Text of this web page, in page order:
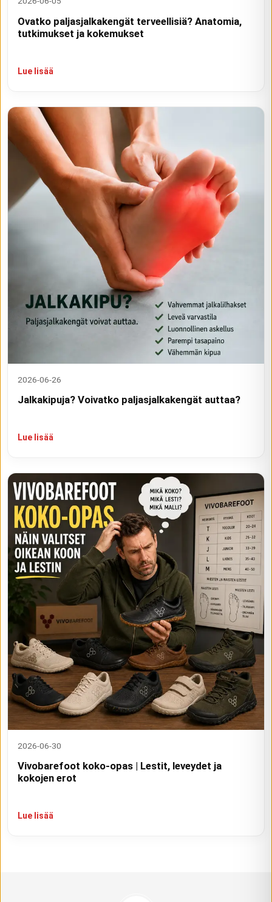
Ovatko paljasjalkakengät terveellisiä? Anatomia,
tutkimukset ja kokemukset
Lue lisää
2026-06-26
Jalkakipuja? Voivatko paljasjalkakengät auttaa?
Lue lisää
2026-06-30
Vivobarefoot koko-opas | Lestit, leveydet ja
kokojen erot
Lue lisää